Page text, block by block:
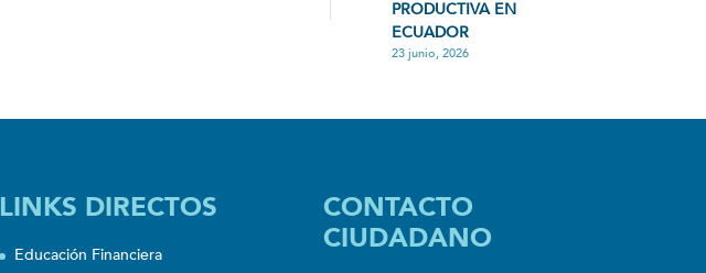
PRODUCTIVA EN
ECUADOR
23 junio, 2026
LINKS DIRECTOS
Educación Financiera
CONTACTO
CIUDADANO